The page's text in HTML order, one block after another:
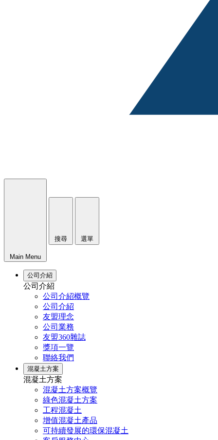
Main Menu
搜尋 選單
公司介紹
公司介紹
公司介紹概覽
公司介紹
友盟理念
公司業務
友盟360雜誌
獎項一覽
聯絡我們
混凝土方案
混凝土方案
混凝土方案概覽
綠色混凝土方案
工程混凝土
增值混凝土產品
可持續發展的環保混凝土